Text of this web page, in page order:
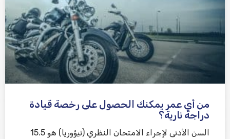
من أي عمر يمكنك الحصول على رخصة قيادة
دراجة نارية؟
السن الأدنى لإجراء الامتحان النظري (تيؤوريا) هو 15.5